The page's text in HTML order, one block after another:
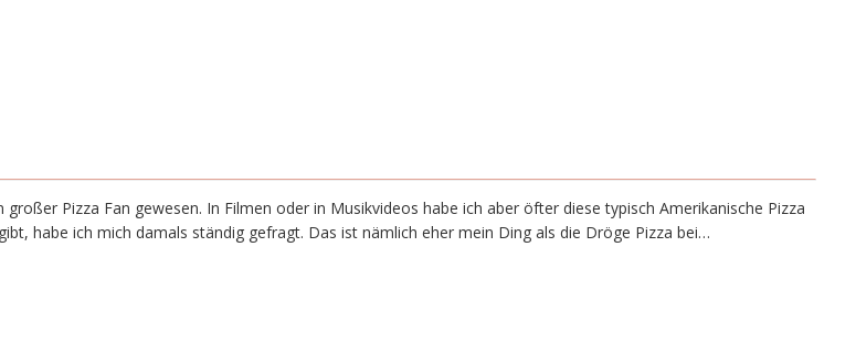
Pizza Fan gewesen. In Filmen oder in Musikvideos habe ich aber öfter diese typisch Amerikanische Pizza
habe ich mich damals ständig gefragt. Das ist nämlich eher mein Ding als die Dröge Pizza bei…